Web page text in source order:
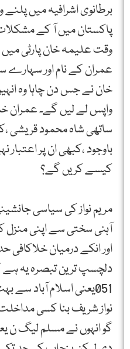
برطانوی اشرافیہ میں
پاکستان میں آ کے
وقت علیمہ خان پارٹی
عمران کے نام اور سہارے
خان نے جس دن چاہا وہ
واپس لے لیں گے۔ عمران
ساتھی شاہ محمود قریشی
باوجود ،کبھی ان پر اعتبار
کیسے کریں گے؟
مریم نواز کی سیاسی
آہنی سختی سے اپنی منزل
اور انکے درمیان
دلچسپ ترین تبصرہ یہ ہے
051یعنی اسلام آباد سے
نواز شریف بنا کسی
گو انہوں نے مسلم لیگ ن